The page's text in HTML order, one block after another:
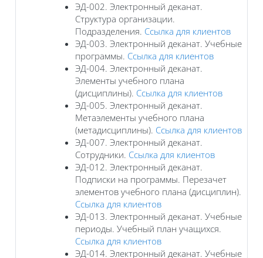
ЭД-002. Электронный деканат.
Структура организации.
Подразделения. Ссылка для клиентов
ЭД-003. Электронный деканат. Учебные
программы. Ссылка для клиентов
ЭД-004. Электронный деканат.
Элементы учебного плана
(дисциплины). Ссылка для клиентов
ЭД-005. Электронный деканат.
Метаэлементы учебного плана
(метадисциплины). Ссылка для клиентов
ЭД-007. Электронный деканат.
Сотрудники. Ссылка для клиентов
ЭД-012. Электронный деканат.
Подписки на программы. Перезачет
элементов учебного плана (дисциплин).
Ссылка для клиентов
ЭД-013. Электронный деканат. Учебные
периоды. Учебный план учащихся.
Ссылка для клиентов
ЭД-014. Электронный деканат. Учебные